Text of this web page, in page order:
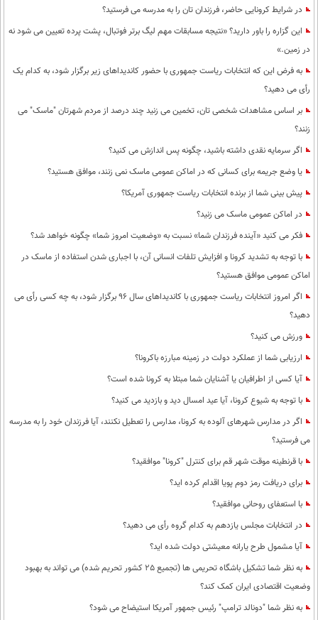
در شرایط کرونایی حاضر، فرزندان تان را به مدرسه می فرستید؟
این گزاره را باور دارید؟ «نتیجه مسابقات مهم لیگ برتر فوتبال، پشت پرده تعیین می شود نه
در زمین.»
به فرض این که انتخابات ریاست جمهوری با حضور کاندیداهای زیر برگزار شود، به کدام یک
رأی می دهید؟
بر اساس مشاهدات شخصی تان، تخمین می زنید چند درصد از مردم شهرتان "ماسک" می
زنند؟
اگر سرمایه نقدی داشته باشید، چگونه پس اندازش می کنید؟
یا وضع جریمه برای کسانی که در اماکن عمومی ماسک نمی زنند، موافق هستید؟
پیش بینی شما از برنده انتخابات ریاست جمهوری آمریکا؟
در اماکن عمومی ماسک می زنید؟
فکر می کنید «آینده فرزندان شما» نسبت به «وضعیت امروز شما» چگونه خواهد شد؟
با توجه به تشدید کرونا و افزایش تلفات انسانی آن، با اجباری شدن استفاده از ماسک در
اماکن عمومی موافق هستید؟
اگر امروز انتخابات ریاست جمهوری با کاندیداهای سال 96 برگزار شود، به چه کسی رأی می
دهید؟
ورزش می کنید؟
ارزیابی شما از عملکرد دولت در زمینه مبارزه باکرونا؟
آیا کسی از اطرافیان یا آشنایان شما مبتلا به کرونا شده است؟
با توجه به شیوع کرونا، آیا عید امسال دید و بازدید می کنید؟
اگر در مدارس شهرهای آلوده به کرونا، مدارس را تعطیل نکنند، آیا فرزندان خود را به مدرسه
می فرستید؟
با قرنطینه موقت شهر قم برای کنترل "کرونا" موافقید؟
برای دریافت رمز دوم پویا اقدام کرده اید؟
با استعفای روحانی موافقید؟
در انتخابات مجلس یازدهم به کدام گروه رأی می دهید؟
آیا مشمول طرح یارانه معیشتی دولت شده اید؟
به نظر شما تشکیل باشگاه تحریمی ها (تجمیع 25 کشور تحریم شده) می تواند به بهبود
وضعیت اقتصادی ایران کمک کند؟
به نظر شما "دونالد ترامپ" رئیس جمهور آمریکا استیضاح می شود؟